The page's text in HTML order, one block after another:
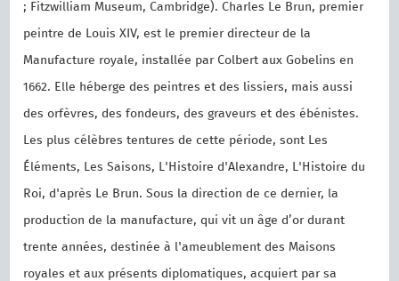
; Fitzwilliam Museum, Cambridge). Charles Le Brun, premier
peintre de Louis XIV, est le premier directeur de la
Manufacture royale, installée par Colbert aux Gobelins en
1662. Elle héberge des peintres et des lissiers, mais aussi
des orfèvres, des fondeurs, des graveurs et des ébénistes.
Les plus célèbres tentures de cette période, sont Les
Éléments, Les Saisons, L'Histoire d'Alexandre, L'Histoire du
Roi, d'après Le Brun. Sous la direction de ce dernier, la
production de la manufacture, qui vit un âge d’or durant
trente années, destinée à l'ameublement des Maisons
royales et aux présents diplomatiques, acquiert par sa